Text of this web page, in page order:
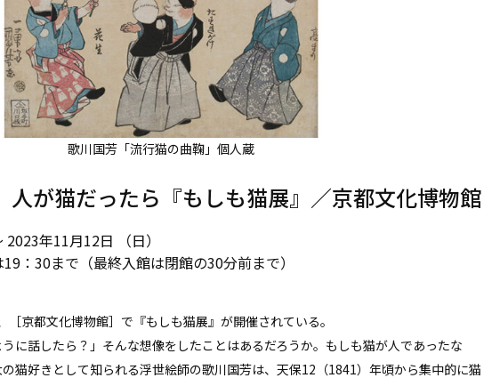
歌川国芳「流行猫の曲鞠」個人蔵
人が猫だったら『もしも猫展』／京都文化博物館
年11月12日 （日）
：30まで（最終入館は閉館の30分前まで）
京都文化博物館］で『もしも猫展』が開催されている。
うに話したら？」そんな想像をしたことはあるだろうか。もしも猫が人であったな
猫好きとして知られる浮世絵師の歌川国芳は、天保12（1841）年頃から集中的に猫